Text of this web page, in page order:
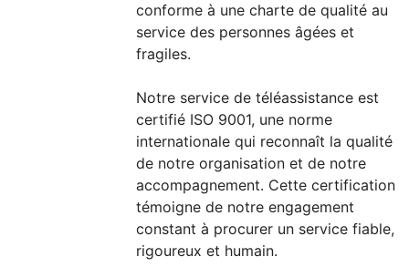
conforme à une charte de qualité au
service des personnes âgées et
fragiles.
Notre service de téléassistance est
certifié ISO 9001, une norme
internationale qui reconnaît la qualité
de notre organisation et de notre
accompagnement. Cette certification
témoigne de notre engagement
constant à procurer un service fiable,
rigoureux et humain.